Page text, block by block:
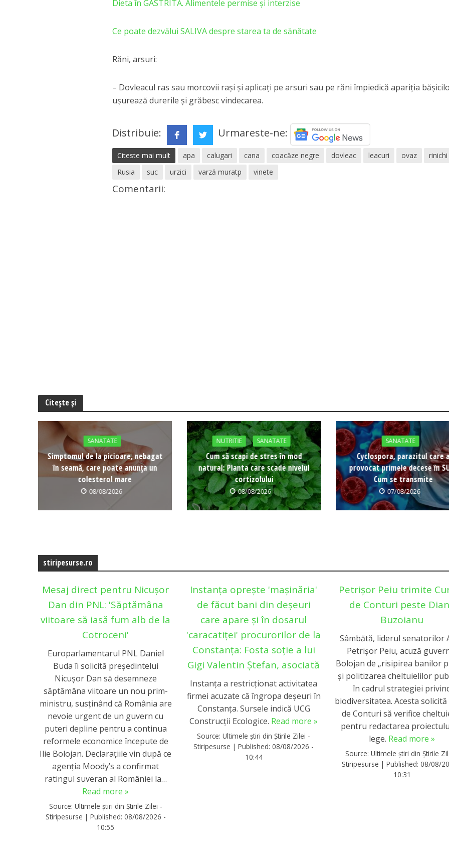
Dieta în GASTRITĂ. Alimentele permise și interzise
Ce poate dezvălui SALIVA despre starea ta de sănătate
Răni, arsuri:
– Dovleacul ras sau morcovii raşi şi aplicaţi pe arsuri sau pe răni împiedică apariţia
uşu­rează durerile şi grăbesc vindecarea.
Distribuie: Urmareste-ne:
Citeste mai mult apa calugari cana coacăze negre dovleac leacuri ovaz
rinichi
Rusia
suc urzici varză muratp vinete
Comentarii:
Citește și
SANATATE
Simptomul de la picioare, nebagat
în seamă, care poate anunța un
colesterol mare
08/08/2026
NUTRITIE SANATATE
Cum să scapi de stres în mod
natural: Planta care scade nivelul
cortizolului
08/08/2026
SANATATE
Cyclospora, parazitul care
provocat primele decese în
Cum se transmite
07/08/2026
stiripesurse.ro
Mesaj direct pentru Nicușor
Dan din PNL: 'Săptămâna
viitoare să iasă fum alb de la
Cotroceni'
Europarlamentarul PNL Daniel
Buda îi solicită președintelui
Nicușor Dan să desemneze
săptămâna viitoare un nou prim-
ministru, susținând că România are
nevoie urgent de un guvern cu
puteri depline pentru a continua
reformele economice începute de
Ilie Bolojan. Declarațiile vin după ce
agenția Moody’s a confirmat
ratingul suveran al României la…
Read more »
Source: Ultimele știri din Știrile Zilei -
Stiripesurse | Published: 08/08/2026 -
10:55
Instanța oprește 'mașinăria'
de făcut bani din deșeuri
care apare și în dosarul
'caracatiței' procurorilor de la
Constanța: Fosta soție a lui
Gigi Valentin Ștefan, asociată
Instanța a restricționat activitatea
firmei acuzate că îngropa deșeuri în
Constanța. Sursele indică UCG
Construcții Ecologice. Read more »
Source:Ultimele știri din Știrile Zilei -
Stiripesurse |Published:08/08/2026 -
10:44
Petrișor Peiu trimite
de Conturi peste
Buzoianu
Sâmbătă, liderul senatorilor
Petrișor Peiu, acuză
Bolojan de „risipirea banilor
și politizarea cheltuielilor
în cadrul strategiei
biodiversitatea. Acesta
de Conturi să verifice
pentru redactarea
lege. Read more »
Source:Ultimele știri din Știrile
Stiripesurse |Published:08/08/
10:31